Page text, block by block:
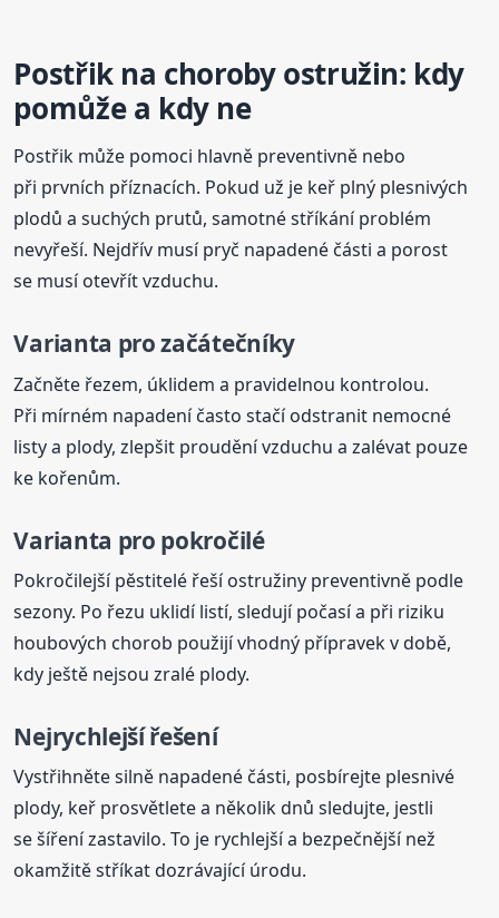
Postřik na choroby ostružin: kdy
pomůže a kdy ne
Postřik může pomoci hlavně preventivně nebo
při prvních příznacích. Pokud už je keř plný plesnivých
plodů a suchých prutů, samotné stříkání problém
nevyřeší. Nejdřív musí pryč napadené části a porost
se musí otevřít vzduchu.
Varianta pro začátečníky
Začněte řezem, úklidem a pravidelnou kontrolou.
Při mírném napadení často stačí odstranit nemocné
listy a plody, zlepšit proudění vzduchu a zalévat pouze
ke kořenům.
Varianta pro pokročilé
Pokročilejší pěstitelé řeší ostružiny preventivně podle
sezony. Po řezu uklidí listí, sledují počasí a při riziku
houbových chorob použijí vhodný přípravek v době,
kdy ještě nejsou zralé plody.
Nejrychlejší řešení
Vystřihněte silně napadené části, posbírejte plesnivé
plody, keř prosvětlete a několik dnů sledujte, jestli
se šíření zastavilo. To je rychlejší a bezpečnější než
okamžitě stříkat dozrávající úrodu.